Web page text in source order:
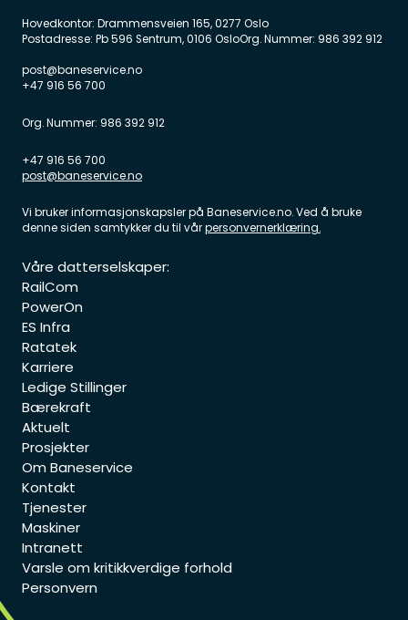
Hovedkontor: Drammensveien 165, 0277 Oslo
Postadresse: Pb 596 Sentrum, 0106 OsloOrg. Nummer: 986 392 912
post@baneservice.no
+47 916 56 700
Org. Nummer: 986 392 912
+47 916 56 700
post@baneservice.no
Vi bruker informasjonskapsler på Baneservice.no. Ved å bruke
denne siden samtykker du til vårpersonvernerklæring.
Våre datterselskaper:
RailCom
PowerOn
ES Infra
Ratatek
Karriere
Ledige Stillinger
Bærekraft
Aktuelt
Prosjekter
Om Baneservice
Kontakt
Tjenester
Maskiner
Intranett
Varsle om kritikkverdige forhold
Personvern